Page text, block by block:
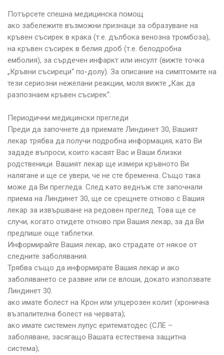
Потърсете спешна медицинска помощ
ако забележите възможни признаци за образуване на
кръвен съсирек в крака (т.е. дълбока венозна тромбоза),
на кръвен съсирек в белия дроб (т.е. белодробна
емболия), за сърдечен инфаркт или инсулт (вижте точка
„Кръвни съсиреци“ по-долу). За описание на симптомите на
тези сериозни нежелани реакции, моля вижте „Как да
разпознаем кръвен съсирек“.
Периодични медицински прегледи
Преди да започнете да приемате Линдинет 30, Вашият
лекар трябва да получи подробна информация, като Ви
зададе въпроси, които касаят Вас и Ваши близки
родственици. Вашият лекар ще измери кръвното Ви
налягане и ще се увери, че не сте бременна. Също така
може да Ви прегледа. След като веднъж сте започнали
приема на Линдинет 30, ще се срещнете отново с Вашия
лекар за извършване на редовен преглед. Това ще се
случи, когато отидете отново при Вашия лекар, за да Ви
предпише още таблетки.
Информирайте Вашия лекар, ако страдате от някое от
следните заболявания.
Трябва също да информирате Вашия лекар и ако
заболяването се развие или се влоши, докато използвате
Линдинет 30.
ако имате болест на Крон или улцерозен колит (хронична
възпалителна болест на червата);
ако имате системен лупус еритематодес (СЛЕ –
заболяване, засягащо Вашата естествена защитна
система);